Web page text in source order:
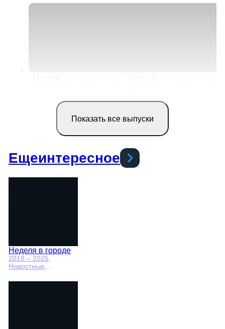
Показать все выпуски
Ещеинтересное
Неделя в городе
2018 – 2026,
Новостные,
общественно-